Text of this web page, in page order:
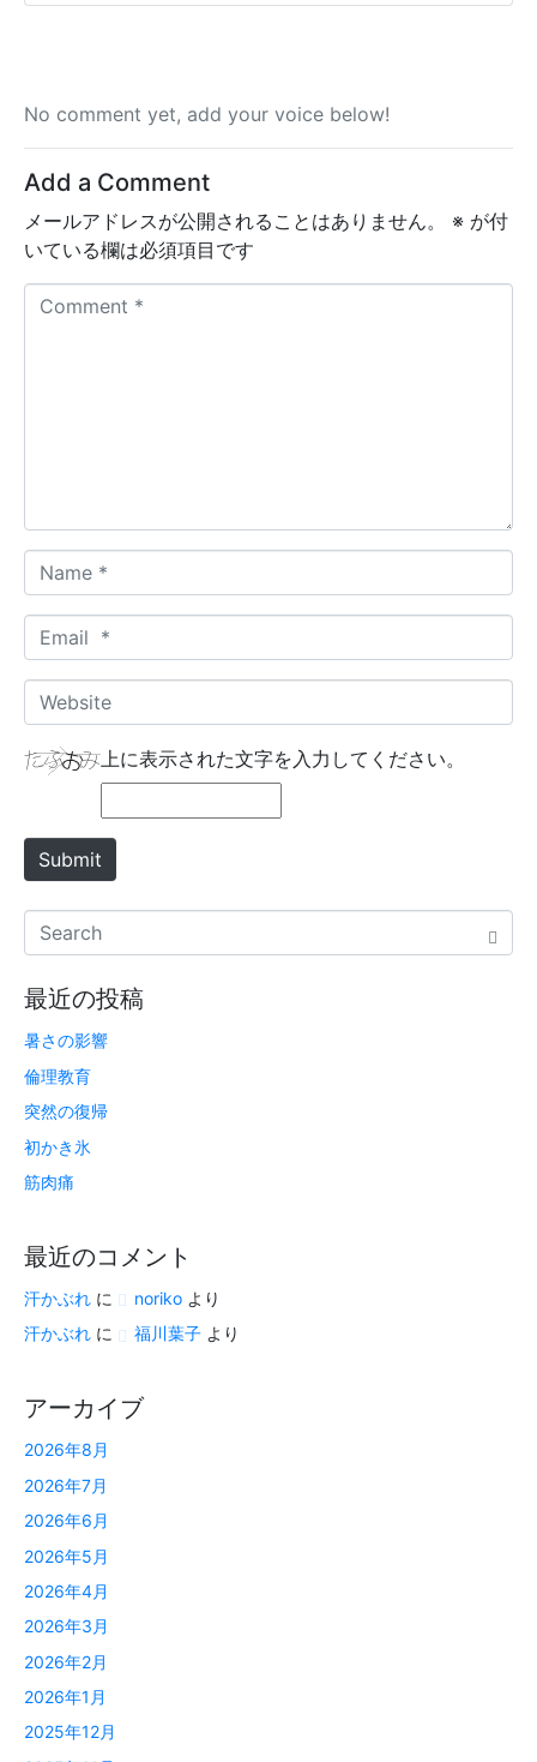
No comment yet, add your voice below!
Add a Comment
メールアドレスが公開されることはありません。 ※ が付
いている欄は必須項目です
a
m
*
m
a
*
W
e
b
t
上に表示された文字を入力してください。
Submit
最近の投稿
暑さの影響
倫理教育
突然の復帰
初かき氷
筋肉痛
最近のコメント
汗かぶれ に norikoより
汗かぶれ に 福川葉子より
アーカイブ
2026年8月
2026年7月
2026年6月
2026年5月
2026年4月
2026年3月
2026年2月
2026年1月
2025年12月